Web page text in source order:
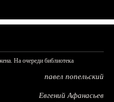
На очереди библиотека
павел попельский
Евгений Афанасьев